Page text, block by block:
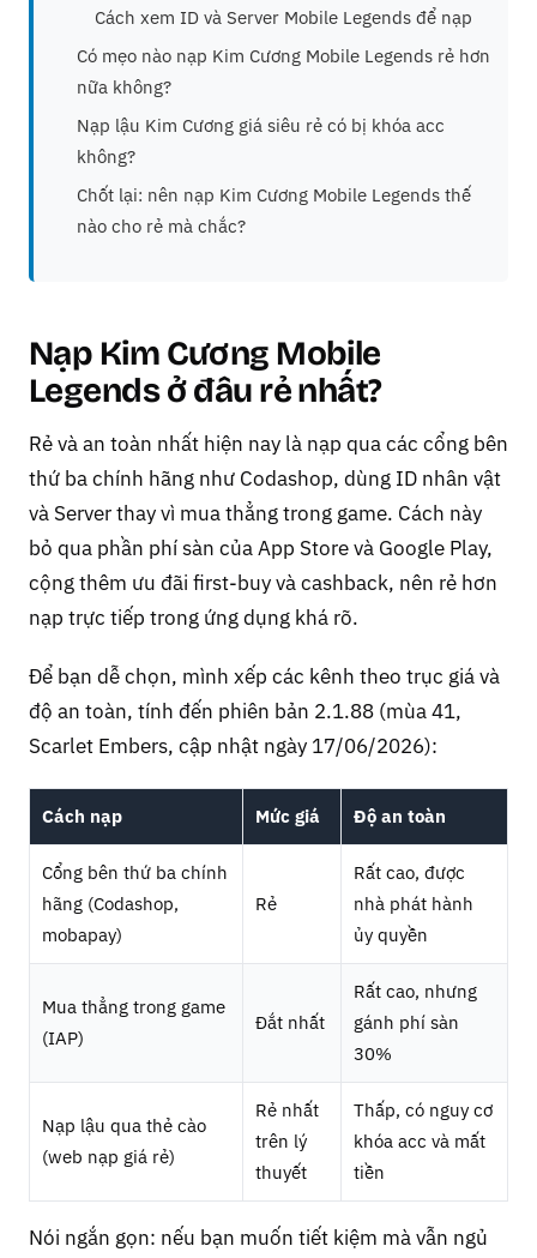
Cách xem ID và Server Mobile Legends để nạp
Có mẹo nào nạp Kim Cương Mobile Legends rẻ hơn
nữa không?
Nạp lậu Kim Cương giá siêu rẻ có bị khóa acc
không?
Chốt lại: nên nạp Kim Cương Mobile Legends thế
nào cho rẻ mà chắc?
Nạp Kim Cương Mobile
Legends ở đâu rẻ nhất?
Rẻ và an toàn nhất hiện nay là nạp qua các cổng bên
thứ ba chính hãng như Codashop, dùng ID nhân vật
và Server thay vì mua thẳng trong game. Cách này
bỏ qua phần phí sàn của App Store và Google Play,
cộng thêm ưu đãi first-buy và cashback, nên rẻ hơn
nạp trực tiếp trong ứng dụng khá rõ.
Để bạn dễ chọn, mình xếp các kênh theo trục giá và
độ an toàn, tính đến phiên bản 2.1.88 (mùa 41,
Scarlet Embers, cập nhật ngày 17/06/2026):
Cách nạp Mức giá Độ an toàn
Cổng bên thứ ba chính
hãng (Codashop,
mobapay)
Rẻ
Rất cao, được
nhà phát hành
ủy quyền
Mua thẳng trong game
(IAP)
Đắt nhất
Rất cao, nhưng
gánh phí sàn
30%
Nạp lậu qua thẻ cào
(web nạp giá rẻ)
Rẻ nhất
trên lý
thuyết
Thấp, có nguy cơ
khóa acc và mất
tiền
Nói ngắn gọn: nếu bạn muốn tiết kiệm mà vẫn ngủ